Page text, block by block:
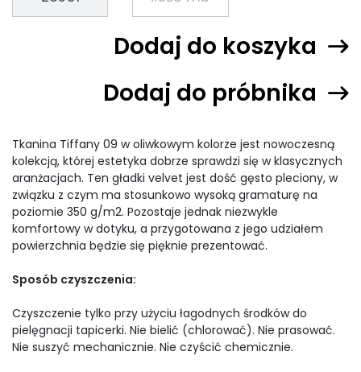
Dodaj do koszyka
Dodaj do próbnika
Tkanina Tiffany 09 w oliwkowym kolorze jest nowoczesną
kolekcją, której estetyka dobrze sprawdzi się w klasycznych
aranżacjach. Ten gładki velvet jest dość gęsto pleciony, w
związku z czym ma stosunkowo wysoką gramaturę na
poziomie 350 g/m2. Pozostaje jednak niezwykle
komfortowy w dotyku, a przygotowana z jego udziałem
powierzchnia będzie się pięknie prezentować.
Sposób czyszczenia:
Czyszczenie tylko przy użyciu łagodnych środków do
pielęgnacji tapicerki. Nie bielić (chlorować). Nie prasować.
Nie suszyć mechanicznie. Nie czyścić chemicznie.